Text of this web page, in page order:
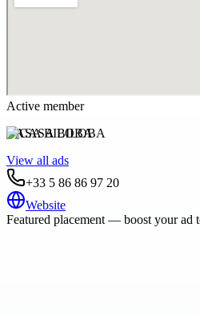
Active member
CASA BILOBA
View all ads
+33 5 86 86 97 20
Website
Featured placement — boost your ad